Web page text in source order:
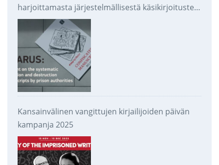
harjoittamasta järjestelmällisestä käsikirjoitusten
takavarikoinnista ja tuhoamisesta
Kansainvälinen vangittujen kirjailijoiden päivän
kampanja 2025